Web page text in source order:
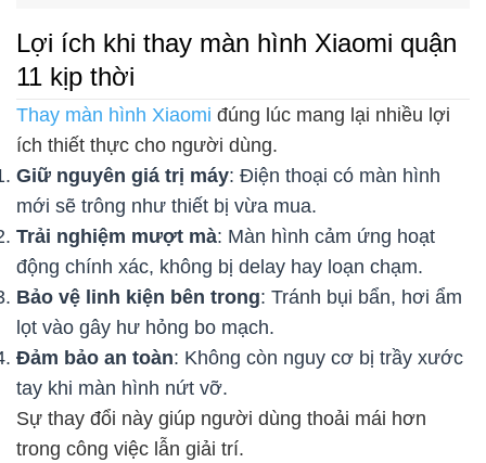
Lợi ích khi thay màn hình Xiaomi quận
11 kịp thời
Thay màn hình Xiaomi đúng lúc mang lại nhiều lợi
ích thiết thực cho người dùng.
Giữ nguyên giá trị máy: Điện thoại có màn hình
mới sẽ trông như thiết bị vừa mua.
Trải nghiệm mượt mà: Màn hình cảm ứng hoạt
động chính xác, không bị delay hay loạn chạm.
Bảo vệ linh kiện bên trong: Tránh bụi bẩn, hơi ẩm
lọt vào gây hư hỏng bo mạch.
Đảm bảo an toàn: Không còn nguy cơ bị trầy xước
tay khi màn hình nứt vỡ.
Sự thay đổi này giúp người dùng thoải mái hơn
trong công việc lẫn giải trí.